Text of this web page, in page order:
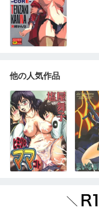
他の人気作品